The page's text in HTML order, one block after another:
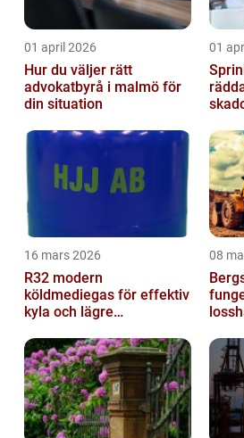
01 april 2026
Hur du väljer rätt
advokatbyrå i malmö för
din situation
01
16 mars 2026
R32 modern
köldmediegas för effektiv
kyla och lägre
08